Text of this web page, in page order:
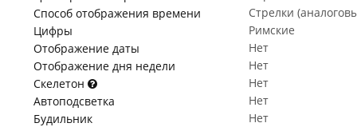
Способ отображения времени
Стрелки
Цифры
Римские
Отображение даты
Нет
Отображение дня недели
Нет
Скелетон
Нет
Автоподсветка
Нет
Будильник
Нет